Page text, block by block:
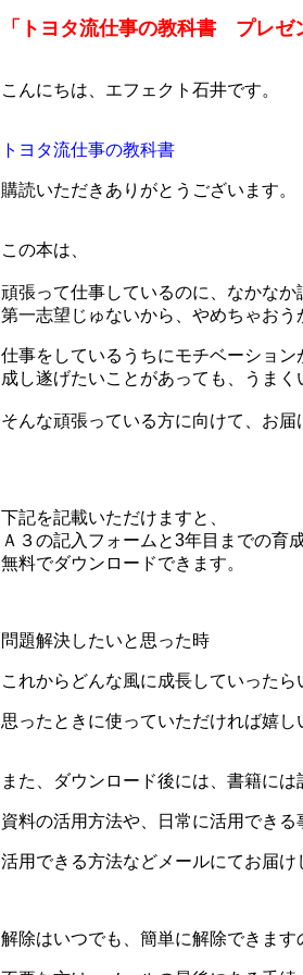
「トヨタ流仕事の教科書　プレゼ
こんにちは、エフェクト石井です。
トヨタ流仕事の教科書
購読いただきありがとうございます。
この本は、
頑張って仕事しているのに、なかなか
第一志望じゅないから、やめちゃおう
仕事をしているうちにモチベーション
成し遂げたいことがあっても、うまく
そんな頑張っている方に向けて、お届
下記を記載いただけますと、
Ａ３の記入フォームと3年目までの育
無料でダウンロードできます。
問題解決したいと思った時
これからどんな風に成長していったら
思ったときに使っていただければ嬉し
また、ダウンロード後には、書籍には
資料の活用方法や、日常に活用できる
活用できる方法などメールにてお届け
解除はいつでも、簡単に解除できます